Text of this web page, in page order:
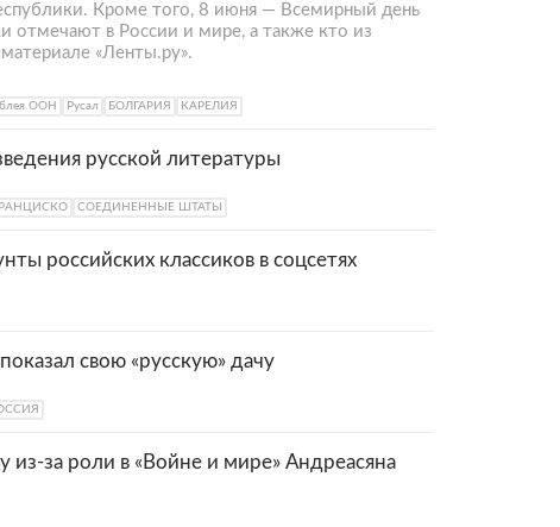
Кроме того, 8 июня — Всемирный день
отмечают в России и мире, а также кто из
«Ленты.ру».
ООН Русал БОЛГАРИЯ КАРЕЛИЯ
русской литературы
СОЕДИНЕННЫЕ ШТАТЫ
российских классиков в соцсетях
свою «русскую» дачу
из-за роли в «Войне и мире» Андреасяна